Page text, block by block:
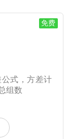
免费
式，方差计
组数